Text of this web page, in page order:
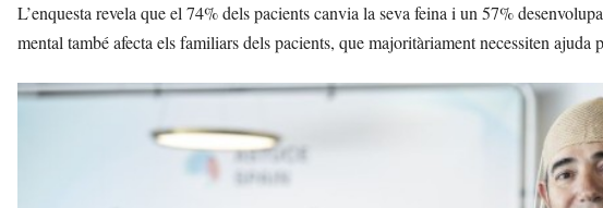
L’enquesta revela que el 74% dels pacients canvia la seva feina i un 57%
mental també afecta els familiars dels pacients, que majoritàriament necessiten